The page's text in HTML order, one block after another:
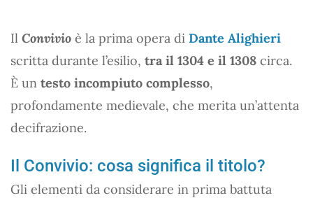
Il Convivio è la prima opera di Dante Alighieri
scritta durante l’esilio, tra il 1304 e il 1308 circa.
È un testo incompiuto complesso,
profondamente medievale, che merita un’attenta
decifrazione.
Il Convivio: cosa significa il titolo?
Gli elementi da considerare in prima battuta